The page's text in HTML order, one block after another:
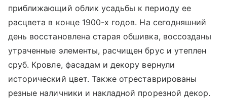
приближающий облик усадьбы к периоду ее
расцвета в конце 1900-х годов. На сегодняшний
день восстановлена старая обшивка, воссозданы
утраченные элементы, расчищен брус и утеплен
сруб. Кровле, фасадам и декору вернули
исторический цвет. Также отреставрированы
резные наличники и накладной прорезной декор.